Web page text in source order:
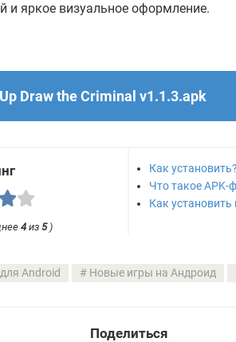
и яркое визуальное оформление.
Draw the Criminal v1.1.3.apk
4из 5)
Как установить?
Что такое APK-
Как
Android Новые игры на Андроид
Поделиться